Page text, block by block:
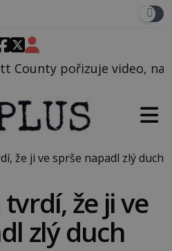
na kterém před jeho
že ji ve sprše napadl zlý duch
že ji ve
zlý duch